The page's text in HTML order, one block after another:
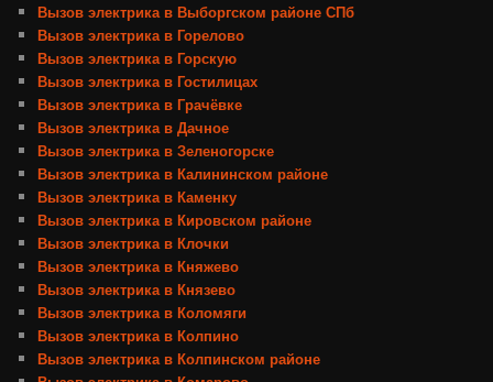
Вызов электрика в Выборгском районе СПб
Вызов электрика в Горелово
Вызов электрика в Горскую
Вызов электрика в Гостилицах
Вызов электрика в Грачёвке
Вызов электрика в Дачное
Вызов электрика в Зеленогорске
Вызов электрика в Калининском районе
Вызов электрика в Каменку
Вызов электрика в Кировском районе
Вызов электрика в Клочки
Вызов электрика в Княжево
Вызов электрика в Князево
Вызов электрика в Коломяги
Вызов электрика в Колпино
Вызов электрика в Колпинском районе